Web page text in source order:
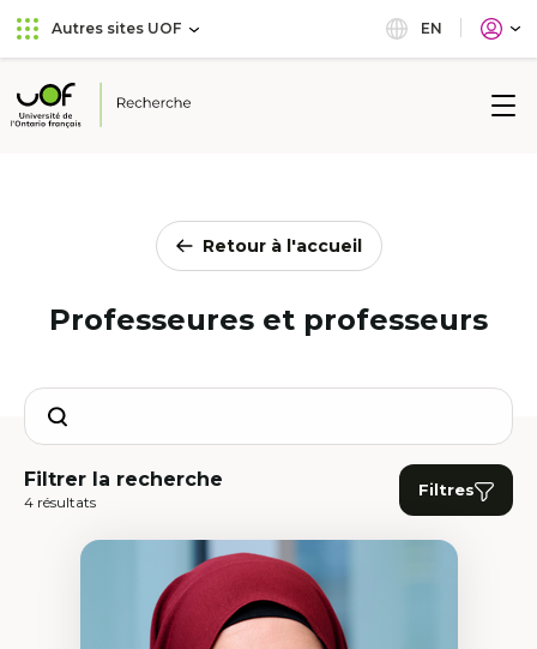
Aller
au
principal
Passer
au
Autres sites UOF EN
Université
Retour à l'accueil
Professeures et professeurs
Search
Filtrer la recherche
4 résultats
Filtres